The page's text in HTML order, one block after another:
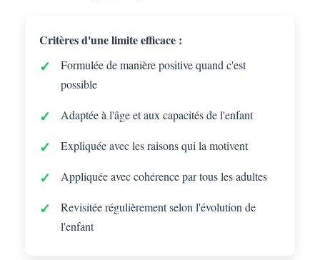
Critères d'une limite efficace :
Formulée de manière positive quand c'est
possible
Adaptée à l'âge et aux capacités de l'enfant
Expliquée avec les raisons qui la motivent
Appliquée avec cohérence par tous les adultes
Revisitée régulièrement selon l'évolution de
l'enfant